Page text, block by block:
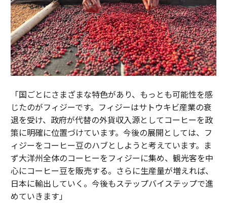
「国ごとにさまざまな特色があり、もっとも可能性を感
じたのがフィジーです。フィジーはサトウキビ産業の衰
退を受け、政府が代替の外貨収入源としてコーヒーを政
策に明確に位置づけています。今後の展開としては、フ
ィジーをコーヒー豆のハブとしようと考えています。ま
ず大洋州全体のコーヒーをフィジーに集め、観光客を中
心にコーヒー豆を販売する。さらに生産量が増えれば、
日本に輸出していく。今後もステップバイステップで進
めていきます」